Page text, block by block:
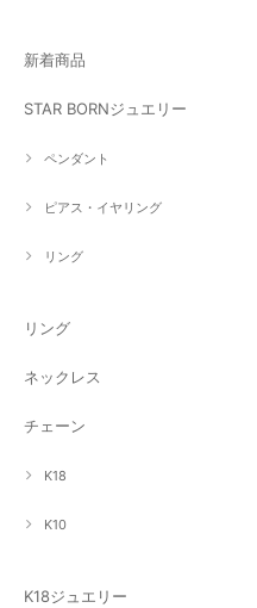
新着商品
STAR BORNジュエリー
ペンダント
ピアス・イヤリング
リング
リング
ネックレス
チェーン
K18
K10
K18ジュエリー